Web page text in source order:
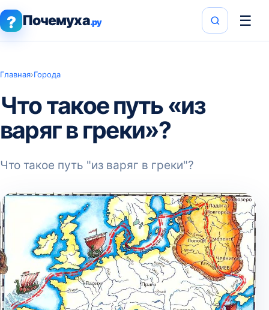
? Почемуха.ру ☰
Главная›Города
Что такое путь «из
варяг в греки»?
Что такое путь "из варяг в греки"?